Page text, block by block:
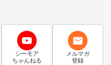
シーモア
ちゃんねる
メルマガ
登録